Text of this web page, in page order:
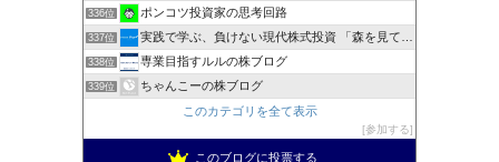
336位 ポンコツ投資家の思考回路
337位 実践で学ぶ、負けない現代株式投資 「森を見て、木を見る」
338位 専業目指すルルの株ブログ
339位
ちゃんこーの株ブログ
このカテゴリを全て表示
参加する
このブログに投票する